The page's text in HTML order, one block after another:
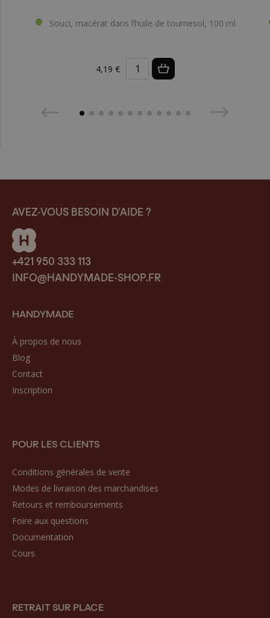
Souci, macérat dans l’huile de tournesol, 100 ml
4,19 €
AVEZ-VOUS BESOIN D’AIDE ?
+421 950 333 113
INFO@HANDYMADE-SHOP.FR
HANDYMADE
À propos de nous
Blog
Contact
Inscription
POUR LES CLIENTS
Conditions générales de vente
Modes de livraison des marchandises
Retours et remboursements
Foire aux questions
Documentation
Cours
RETRAIT SUR PLACE